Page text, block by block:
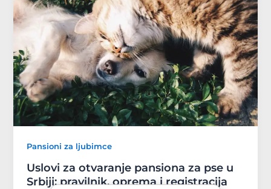
Pansioni za ljubimce
Uslovi za otvaranje pansiona za pse u
Srbiji: pravilnik, oprema i registracija